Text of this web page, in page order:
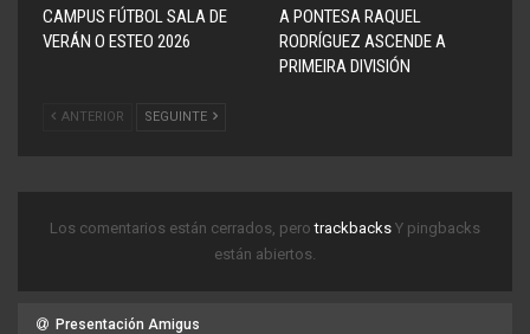
CAMPUS FÚTBOL SALA DE
VERÁN O ESTEO 2026
A PONTESA RAQUEL
RODRÍGUEZ ASCENDE A
PRIMEIRA DIVISIÓN
ANTERIOR SEGUINTE
Los comentarios están cerrados, perotrackbacks Y pingbacks
están abiertos.
Presentación Amigus